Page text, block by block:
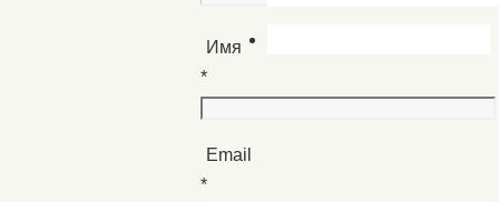
Имя
*
Email
*